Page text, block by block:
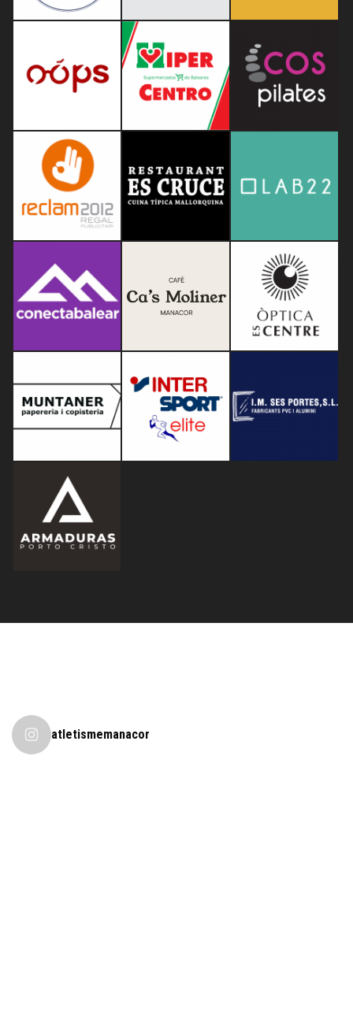
atletismemanacor